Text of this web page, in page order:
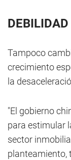
Tampoco
crecimiento
la
"El gobierno
para estimular
sector
planteamiento,